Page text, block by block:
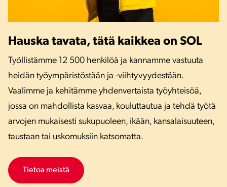
Hauska tavata, tätä kaikkea on SOL
Työllistämme 12 500 henkilöä ja kannamme vastuuta
heidän työympäristöstään ja -viihtyvyydestään.
Vaalimme ja kehitämme yhdenvertaista työyhteisöä,
jossa on mahdollista kasvaa, kouluttautua ja tehdä työtä
arvojen mukaisesti sukupuoleen, ikään, kansalaisuuteen,
taustaan tai uskomuksiin katsomatta.
Tietoa meistä